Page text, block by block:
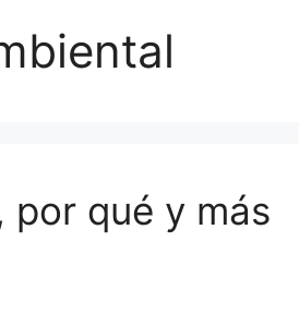
por qué y más